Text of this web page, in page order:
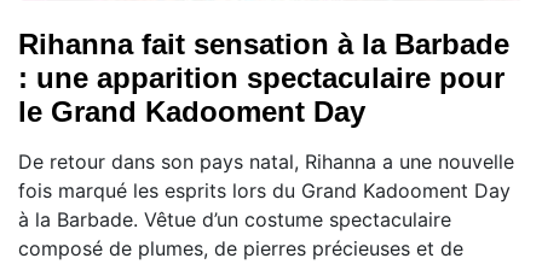
Rihanna fait sensation à la Barbade
: une apparition spectaculaire pour
le Grand Kadooment Day
De retour dans son pays natal, Rihanna a une nouvelle
fois marqué les esprits lors du Grand Kadooment Day
à la Barbade. Vêtue d’un costume spectaculaire
composé de plumes, de pierres précieuses et de